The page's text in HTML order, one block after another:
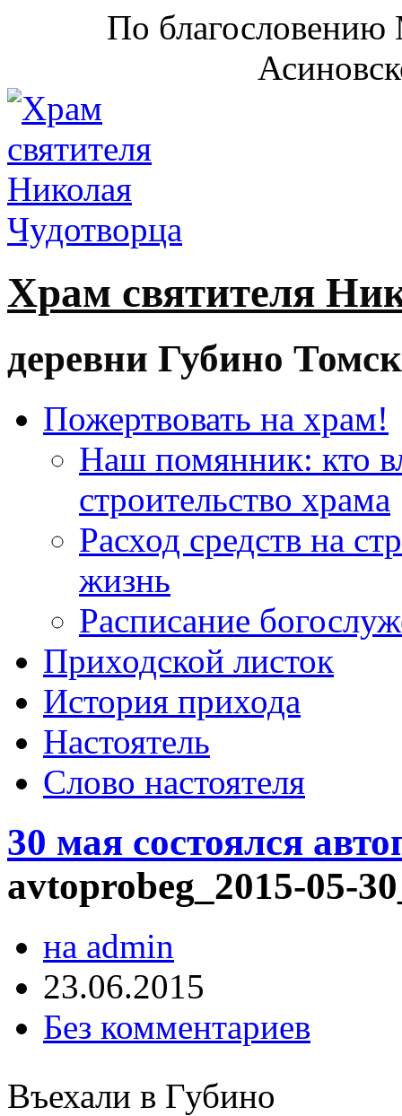
По благословению
Храм святителя
деревни Губино
Пожертвовать на храм!
Наш помянник: кто
строительство храма
Расход средств на
жизнь
Расписание
Приходской листок
История прихода
Настоятель
Слово настоятеля
30 мая состоялся
avtoprobeg_2015-05-
на admin
23.06.2015
Без комментариев
Въехали в Губино